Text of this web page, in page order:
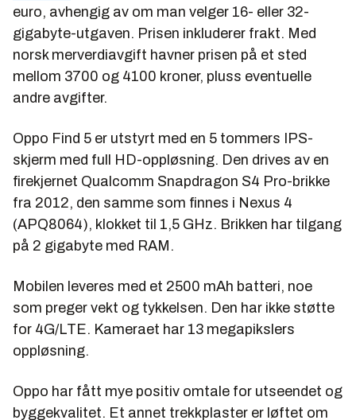
euro, avhengig av om man velger 16- eller 32-
gigabyte-utgaven. Prisen inkluderer frakt. Med
norsk merverdiavgift havner prisen på et sted
mellom 3700 og 4100 kroner, pluss eventuelle
andre avgifter.
Oppo Find 5 er utstyrt med en 5 tommers IPS-
skjerm med full HD-oppløsning. Den drives av en
firekjernet Qualcomm Snapdragon S4 Pro-brikke
fra 2012, den samme som finnes i Nexus 4
(APQ8064), klokket til 1,5 GHz. Brikken har tilgang
på 2 gigabyte med RAM.
Mobilen leveres med et 2500 mAh batteri, noe
som preger vekt og tykkelsen. Den har ikke støtte
for 4G/LTE. Kameraet har 13 megapikslers
oppløsning.
Oppo har fått mye positiv omtale for utseendet og
byggekvalitet. Et annet trekkplaster er løftet om